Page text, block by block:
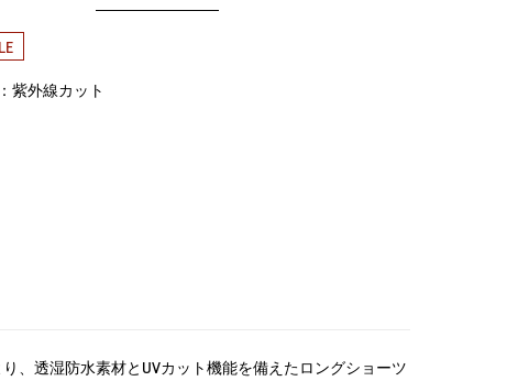
紫外線カット
り、透湿防水素材とUVカット機能を備えたロングショーツ